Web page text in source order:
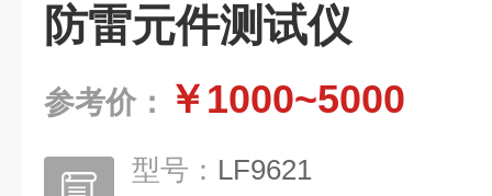
防雷元件测试仪
参考价： ￥1000~5000
型号： LF9621